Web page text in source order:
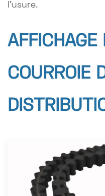
l'usure.
AFFICHAGE
COURROIE